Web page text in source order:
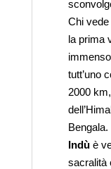
Chi
la prima
tutt’uno
2000
Indùè
sacralità